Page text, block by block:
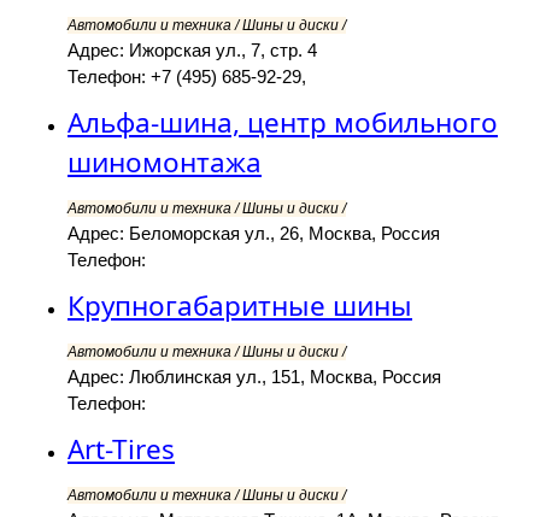
Автомобили и техника / Шины и диски /
Адрес: Ижорская ул., 7, стр. 4
Телефон: +7 (495) 685-92-29,
Альфа-шина, центр мобильного
шиномонтажа
Автомобили и техника / Шины и диски /
Адрес: Беломорская ул., 26, Москва, Россия
Телефон:
Крупногабаритные шины
Автомобили и техника / Шины и диски /
Адрес: Люблинская ул., 151, Москва, Россия
Телефон:
Art-Tires
Автомобили и техника / Шины и диски /